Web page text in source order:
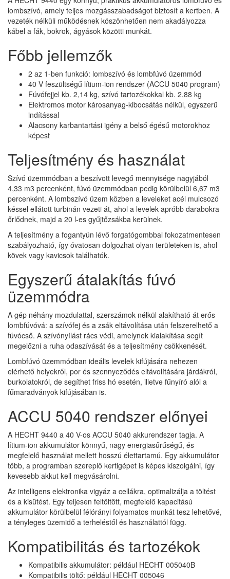
lombszívó, amely teljes mozgásszabadságot biztosít a kertben. A
vezeték nélküli működésnek köszönhetően nem akadályozza
kábel a fák, bokrok, ágyások közötti munkát.
Főbb jellemzők
2 az 1-ben funkció: lombszívó és lombfúvó üzemmód
40 V feszültségű lítium-ion rendszer (ACCU 5040 program)
Fúvófejjel kb. 2,14 kg, szívó tartozékokkal kb. 2,88 kg
Elektromos motor károsanyag-kibocsátás nélkül, egyszerű
indítással
Alacsony karbantartási igény a belső égésű motorokhoz
képest
Teljesítmény és használat
Szívó üzemmódban a beszívott levegő mennyisége nagyjából
4,33 m3 percenként, fúvó üzemmódban pedig körülbelül 6,67 m3
percenként. A lombszívó üzem közben a leveleket acél mulcsozó
késsel ellátott turbinán vezeti át, ahol a levelek apróbb darabokra
őrlődnek, majd a 20 l-es gyűjtőzsákba kerülnek.
A teljesítmény a fogantyún lévő forgatógombbal fokozatmentesen
szabályozható, így óvatosan dolgozhat olyan területeken is, ahol
kövek vagy kavicsok találhatók.
Egyszerű átalakítás fúvó
üzemmódra
A gép néhány mozdulattal, szerszámok nélkül alakítható át erős
lombfúvóvá: a szívófej és a zsák eltávolítása után felszerelhető a
fúvócső. A szívónyílást rács védi, amelynek kialakítása segít
megelőzni a ruha odaszívását és a teljesítmény csökkenését.
Lombfúvó üzemmódban ideális levelek kifújására nehezen
elérhető helyekről, por és szennyeződés eltávolítására járdákról,
burkolatokról, de segíthet friss hó esetén, illetve fűnyíró alól a
fűmaradványok kifújásában is.
ACCU 5040 rendszer előnyei
A HECHT 9440 a 40 V-os ACCU 5040 akkurendszer tagja. A
lítium-ion akkumulátor könnyű, nagy energiasűrűségű, és
megfelelő használat mellett hosszú élettartamú. Egy akkumulátor
több, a programban szereplő kertigépet is képes kiszolgálni, így
kevesebb akkut kell megvásárolni.
Az intelligens elektronika vigyáz a cellákra, optimalizálja a töltést
és a kisütést. Egy teljesen feltöltött, megfelelő kapacitású
akkumulátor körülbelül félórányi folyamatos munkát tesz lehetővé,
a tényleges üzemidő a terheléstől és használattól függ.
Kompatibilitás és tartozékok
Kompatibilis akkumulátor: például HECHT 005040B
Kompatibilis töltő: például HECHT 005046